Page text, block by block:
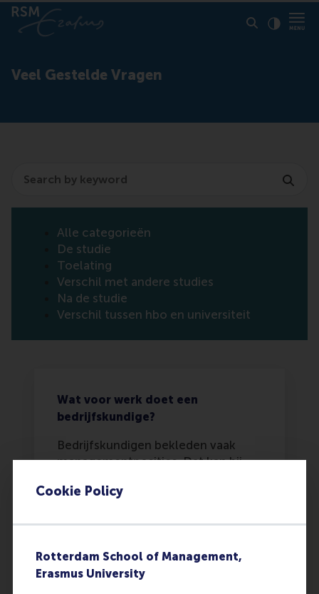
Cookie Policy
Rotterdam School of Management,
Erasmus University
Veel Gestelde Vragen
Alle categorieën
De studie
Toelating
Verschil met andere studies
Na de studie
Verschil tussen hbo en universiteit
Wat voor werk doet een
bedrijfskundige?
Bedrijfskundigen bekleden vaak
managementposities. Dat kan bij
multinationals tot kleine non-
banen zijn: investment manager,
marketingmanager, interim-
manager, of kwaliteitsmanager.